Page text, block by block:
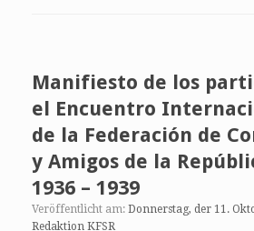
Manifiesto de los
el Encuentro
de la Federación de
y Amigos de la
1936 – 1939
Veröffentlicht am: Donnerstag, der 11.
Redaktion KFSR